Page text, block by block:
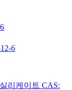
6
리케이트 CAS: